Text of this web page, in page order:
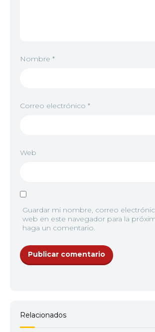
Nombre *
Correo electrónico *
Web
Guardar mi nombre, correo
web en este navegador para la
haga un comentario.
Relacionados